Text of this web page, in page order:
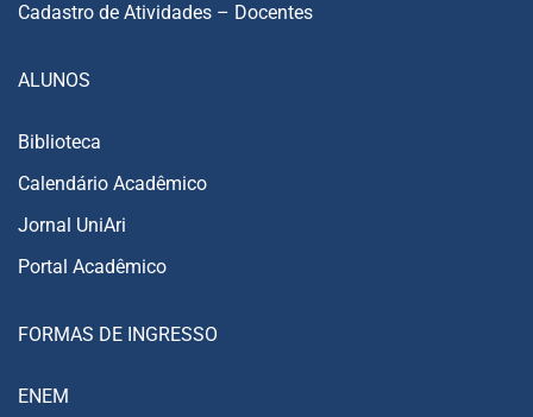
Cadastro de Atividades – Docentes
ALUNOS
Biblioteca
Calendário Acadêmico
Jornal UniAri
Portal Acadêmico
FORMAS DE INGRESSO
ENEM